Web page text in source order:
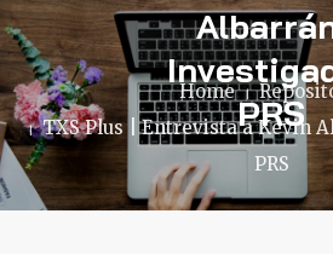
ANTECEDENTES
TESTIMONIOS
NOVEDADES
PRENSA
PRS
Home
TXS Plus | Entrevista a Kevin
PRS